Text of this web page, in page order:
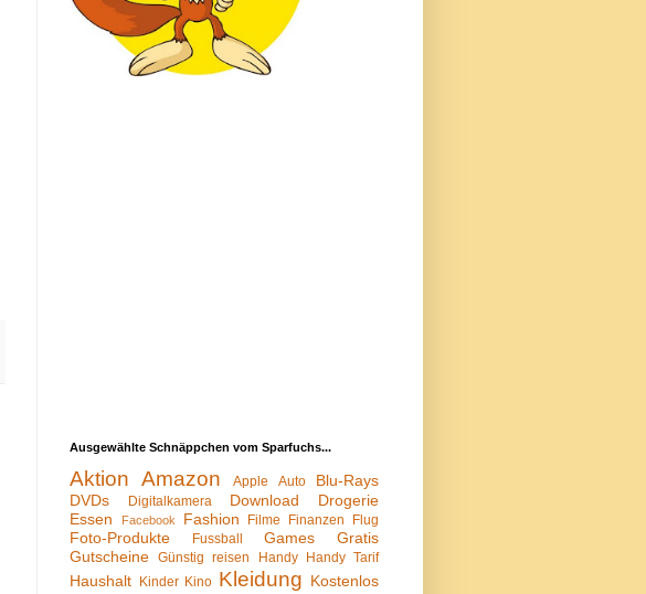
Ausgewählte Schnäppchen vom Sparfuchs...
Aktion Amazon Apple Auto
Blu-Rays
DVDs
Digitalkamera Download
Drogerie
Essen
Facebook Fashion Filme Finanzen Flug
Foto-Produkte Fussball Games
Gratis
Gutscheine Günstig reisen Handy Handy Tarif
Haushalt Kinder Kino Kleidung Kostenlos